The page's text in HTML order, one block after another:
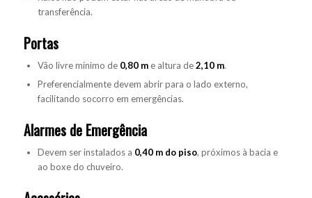
transferência.
Portas
Vão livre mínimo de 0,80 me altura de2,10 m.
Preferencialmente devem abrir para o lado externo,
facilitando socorro em emergências.
Alarmes de Emergência
Devem ser instalados a 0,40 m do piso, próximos à bacia e
ao boxe do chuveiro.